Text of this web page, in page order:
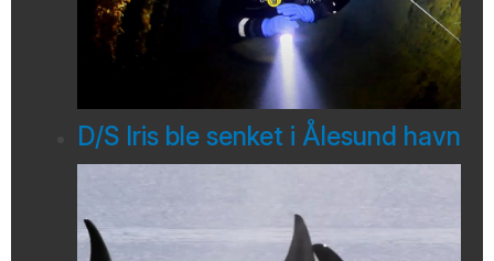
D/S Iris ble senket i Ålesund havn